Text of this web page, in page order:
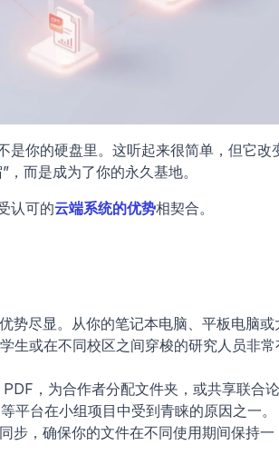
是你的硬盘里。这听起来很简单，但它改
而是成为了你的永久基地。
认可的云端系统的优势相契合。
势尽显。从你的笔记本电脑、平板电脑或
生或在不同校区之间穿梭的研究人员非常
，为合作者分配文件夹，或共享联合论
台在小组项目中受到青睐的原因之一。
步，确保你的文件在不同使用期间保持一